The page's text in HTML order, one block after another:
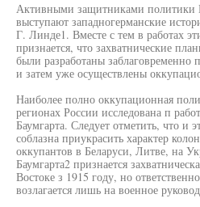
Активными защитниками политики
выступают западногерманские
Г. Линде1. Вместе с тем в работах
признается, что захватнические
были разработаны
и затем уже осуществлены
Наиболее полно оккупационная
регионах России исследована п
Баумгарта. Следует отметить, что и
соблазна приукрасить характер
оккупантов в Беларуси, Литве, на
Баумгарта2 признается
Востоке з 1915 году, но
возлагается лишь на военное